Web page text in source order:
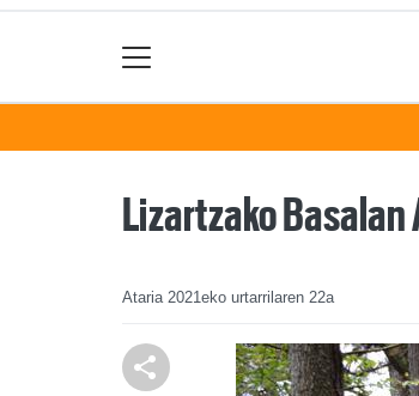
Lizartzako
Ataria 2021eko urtarrilaren 22a